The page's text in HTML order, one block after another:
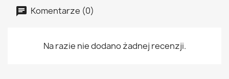
Komentarze (0)
Na razie nie dodano żadnej recenzji.